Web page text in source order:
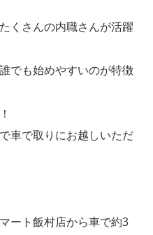
くさんの内職さんが活躍
でも始めやすいのが特徴
車で取りにお越しいただ
ート飯村店から車で約3